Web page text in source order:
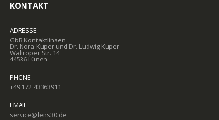
KONTAKT
ADRESSE
GbR Kontaktlinsen
Dr. Nora Kuper und Dr. Ludwig Kuper
Waltroper Str. 14
44536 Lünen
PHONE
+49 172 43363911
EMAIL
service@lens30.de